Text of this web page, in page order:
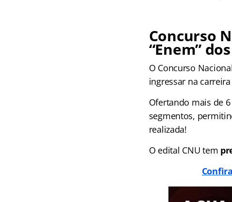
Concurso
“Enem”
O Concurso
ingressar na
Ofertando mais de
segmentos,
realizada!
O edital CNU tem